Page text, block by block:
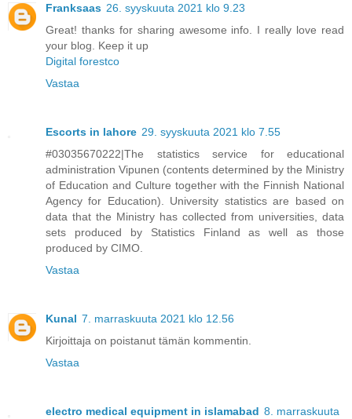
Franksaas 26. syyskuuta 2021 klo 9.23
Great! thanks for sharing awesome info. I really love read
your blog. Keep it up
Digital forestco
Vastaa
Escorts in lahore 29. syyskuuta 2021 klo 7.55
#03035670222|The statistics service for educational
administration Vipunen (contents determined by the Ministry
of Education and Culture together with the Finnish National
Agency for Education). University statistics are based on
data that the Ministry has collected from universities, data
sets produced by Statistics Finland as well as those
produced by CIMO.
Vastaa
Kunal 7. marraskuuta 2021 klo 12.56
Kirjoittaja on poistanut tämän kommentin.
Vastaa
electro medical equipment in islamabad 8. marraskuuta